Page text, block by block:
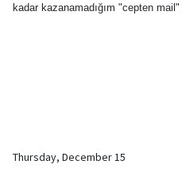
kadar kazanamadığım "cepten mail"
Thursday, December 15